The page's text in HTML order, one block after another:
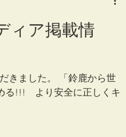
ィア掲載情
きました。 「鈴鹿から世
る!!! より安全に正しくキ